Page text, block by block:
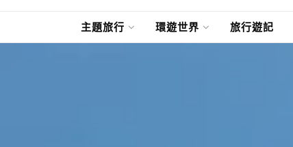
主題旅行 環遊世界 旅行遊記